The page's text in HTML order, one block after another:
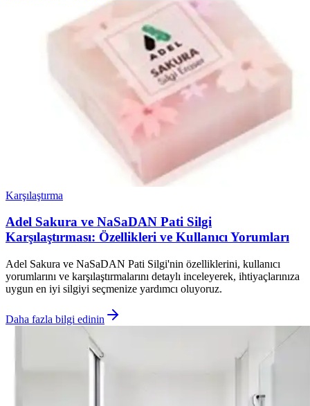
Karşılaştırma
Adel Sakura ve NaSaDAN Pati Silgi
Karşılaştırması: Özellikleri ve Kullanıcı Yorumları
Adel Sakura ve NaSaDAN Pati Silgi'nin özelliklerini, kullanıcı
yorumlarını ve karşılaştırmalarını detaylı inceleyerek, ihtiyaçlarınıza
uygun en iyi silgiyi seçmenize yardımcı oluyoruz.
Daha fazla bilgi edinin